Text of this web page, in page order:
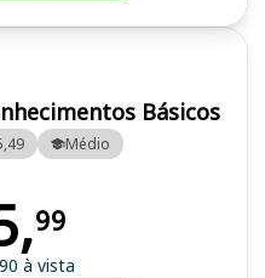
Básicos
Médio
99
à vista